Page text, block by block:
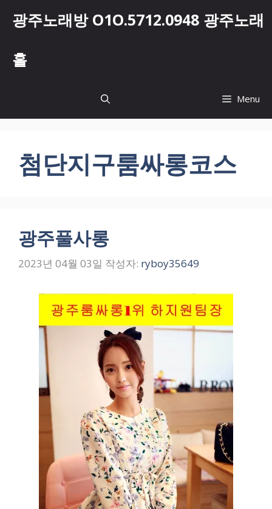
광주노래방 O1O.5712.0948 광주노래
홀
Menu
첨단지구룸싸롱코스
광주풀사롱
2023년 04월 03일 작성자: ryboy35649